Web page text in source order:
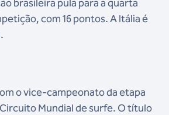
brasileira pula para a quarta
com 16 pontos. A Itália é
o vice-campeonato da etapa
Mundial de surfe. O título